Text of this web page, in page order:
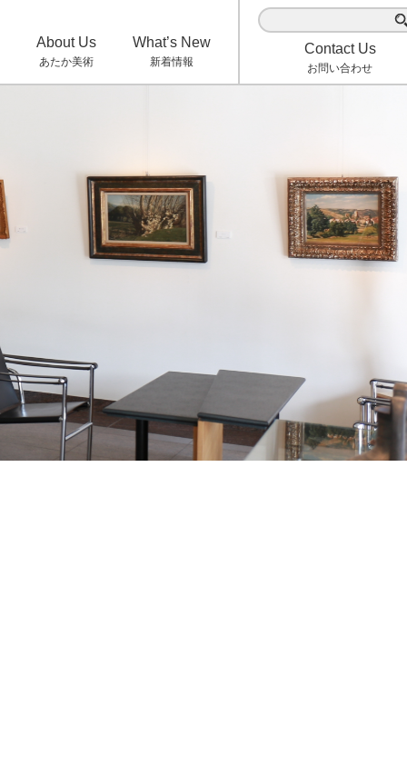
About Us
あたか美術
What’s New
新着情報
検
Contact Us
お問い合わせ